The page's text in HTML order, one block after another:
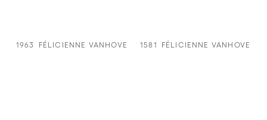
1963 FÉLICIENNE VANHOVE 1581 FÉLICIENNE VANHOVE